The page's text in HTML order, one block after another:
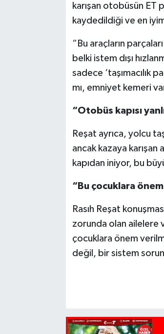
karışan otobüsün ET
kaydedildiği ve en
“Bu araçların
belki istem dışı
sadece ‘taşımacılık
mı, emniyet kemeri
“Otobüs kapısı
Reşat ayrıca, yolcu
ancak kazaya
kapıdan iniyor, bu
“Bu çocuklara
Rasıh Reşat
zorunda olan ailelere
çocuklara önem
değil, bir sistem